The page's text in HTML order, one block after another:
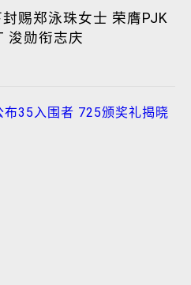
赐郑泳珠女士 荣膺PJK
浚勋衔志庆